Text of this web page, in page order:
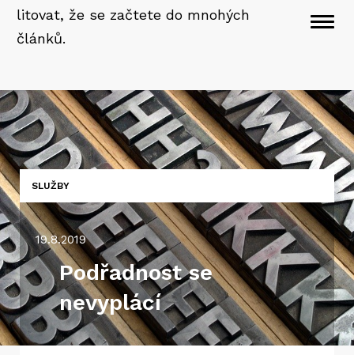
litovat, že se začtete do mnohých
článků.
SLUŽBY
19.8.2019
Podřadnost se
nevyplácí